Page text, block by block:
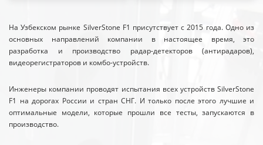
На Узбекском рынке SilverStone F1 присутствует с 2015 года. Одно из
основных направлений компании в настоящее время, это
разработка и производство радар-детекторов (антирадаров),
видеорегистраторов и комбо-устройств.
Инженеры компании проводят испытания всех устройств SilverStone
F1 на дорогах России и стран СНГ. И только после этого лучшие и
оптимальные модели, которые прошли все тесты, запускаются в
производство.